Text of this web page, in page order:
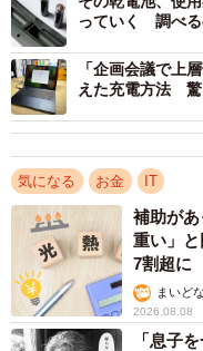
・通信感度。（40代・
っていく 調べ
「企画会議で上
えた充電方法 驚
気になる お金 IT
補助が
重い」
7割超に
まいど
2026.08.08
「息子